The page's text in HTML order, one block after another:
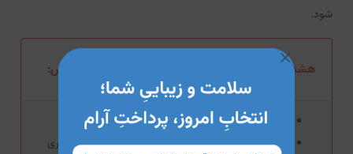
شود.
هشدار مصرف شامپو مناسب موهای رنگ شده پتال فرش:
از مصرف بیش از حد این محصول بپرهیزید.
در صورت بروز حساسیت از مصرف این محصول خودداری